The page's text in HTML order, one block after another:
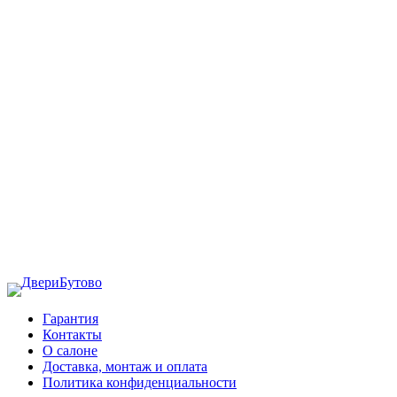
Гарантия
Контакты
О салоне
Доставка, монтаж и оплата
Политика конфиденциальности